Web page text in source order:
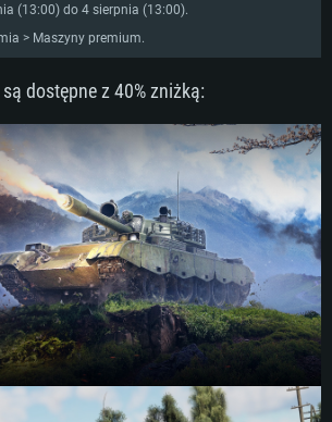
(13:00) do 4 sierpnia (13:00).
> Maszyny premium.
dostępne z 40% zniżką: